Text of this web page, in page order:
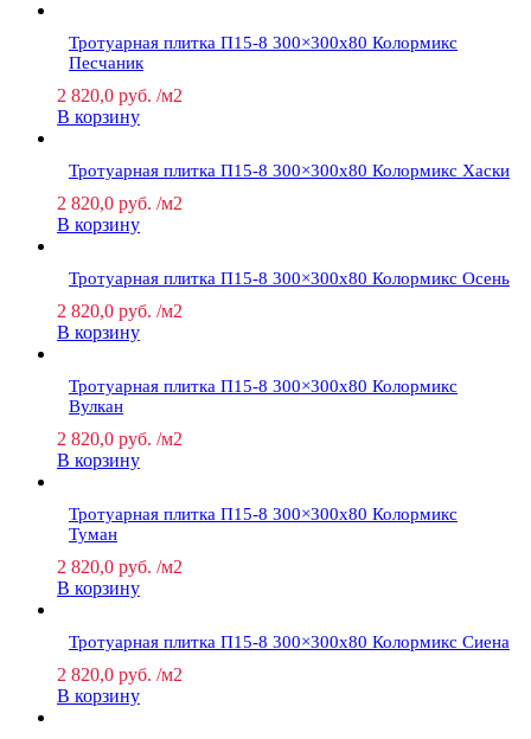
Тротуарная плитка П15-8 300×300х80 Колормикс
Песчаник
2 820,0 руб. /м2
В корзину
Тротуарная плитка П15-8 300×300х80 Колормикс Хаски
2 820,0 руб. /м2
В корзину
Тротуарная плитка П15-8 300×300х80 Колормикс Осень
2 820,0 руб. /м2
В корзину
Тротуарная плитка П15-8 300×300х80 Колормикс
Вулкан
2 820,0 руб. /м2
В корзину
Тротуарная плитка П15-8 300×300х80 Колормикс
Туман
2 820,0 руб. /м2
В корзину
Тротуарная плитка П15-8 300×300х80 Колормикс Сиена
2 820,0 руб. /м2
В корзину